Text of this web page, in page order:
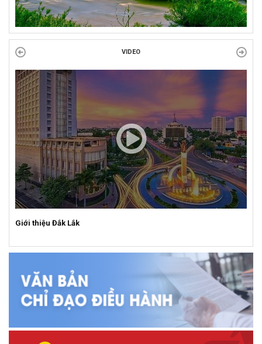
VIDEO
Giới thiệu Đắk Lắk